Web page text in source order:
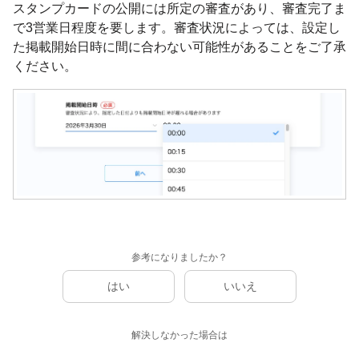
スタンプカードの公開には所定の審査があり、審査完了ま
で3営業日程度を要します。審査状況によっては、設定し
た掲載開始日時に間に合わない可能性があることをご了承
ください。
参考になりましたか？
はい いいえ
解決しなかった場合は